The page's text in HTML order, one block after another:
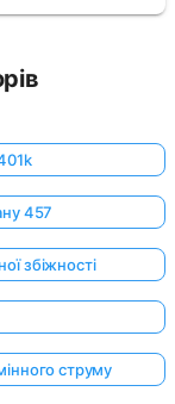
457
збіжності
струму